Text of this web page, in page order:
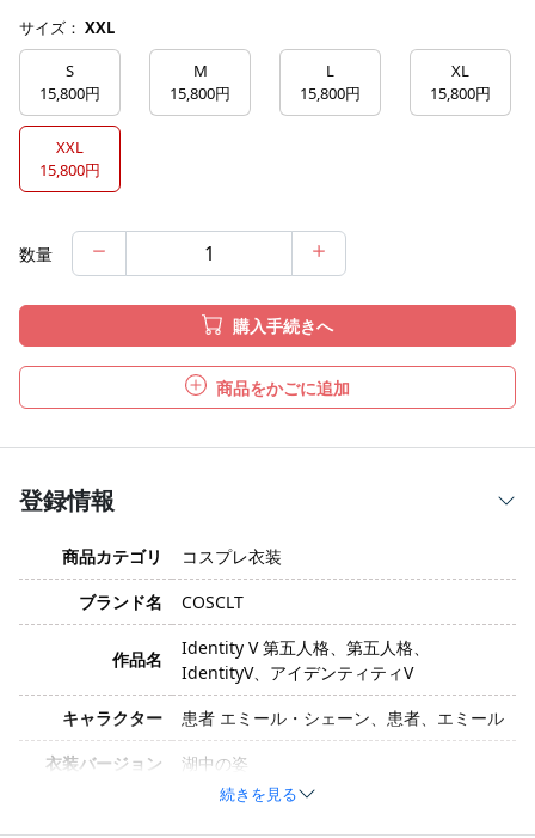
サイズ： XXL
S
15,800円
M
15,800円
L
15,800円
XL
15,800円
XXL
15,800円
数量
購入手続きへ
商品をかごに追加
登録情報
商品カテゴリ
コスプレ衣装
ブランド名
COSCLT
作品名
Identity V 第五人格、第五人格、
IdentityV、アイデンティティV
キャラクター
患者 エミール・シェーン、患者、エミール
衣装バージョン
湖中の姿
S、M、L、XL、XXL
続きを見る